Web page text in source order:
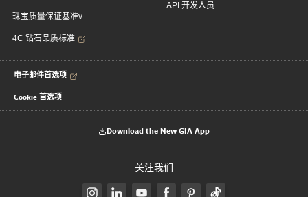
珠宝质量保证基准v
4C 钻石品质标准
API 开发人员
电子邮件首选项
Cookie 首选项
Download the New GIA App
关注我们